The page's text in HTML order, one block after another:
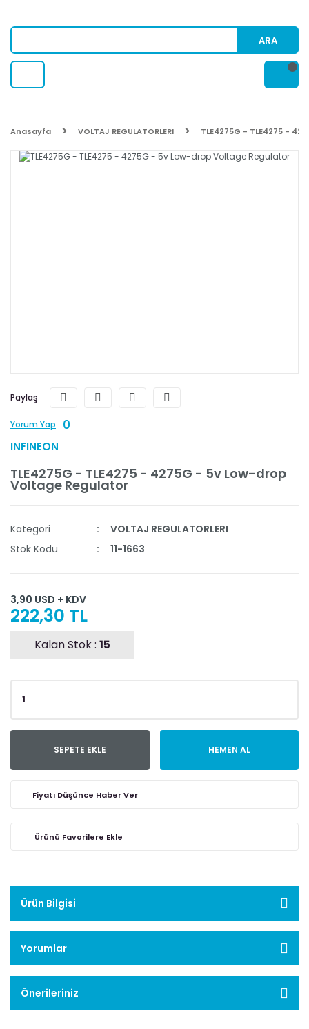
ARA
Anasayfa VOLTAJ REGULATORLERI TLE4275G - TLE4275 -
Paylaş
Yorum Yap 0
INFINEON
TLE4275G - TLE4275 - 4275G - 5v Low-drop
Voltage Regulator
Kategori
VOLTAJ REGULATORLERI
Stok Kodu
11-1663
3,90 USD + KDV
222,30 TL
Kalan Stok : 15
SEPETE EKLE HEMEN AL
Fiyatı Düşünce Haber Ver
Ürün Bilgisi
Yorumlar
Önerileriniz